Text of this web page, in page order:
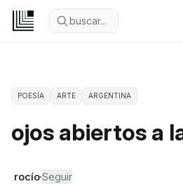
buscar...
POESÍA ARTE ARGENTINA
ojos abiertos a
rocíoSeguir